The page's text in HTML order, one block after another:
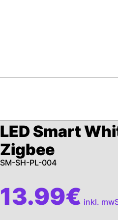
LED Smart
Zigbee
SM-SH-PL-004
13.99€ inkl.